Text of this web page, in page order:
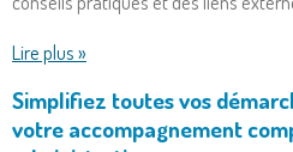
Lire plus »
Simplifiez toutes vos
votre accompagnement